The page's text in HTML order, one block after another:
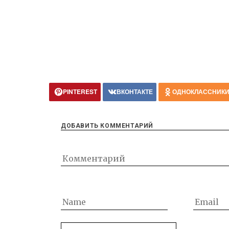
PINTEREST ВКОНТАКТЕ ОДНОКЛАССНИКИ
ДОБАВИТЬ КОММЕНТАРИЙ